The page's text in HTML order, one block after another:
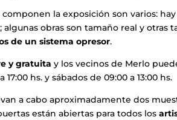
componen la exposición son varios:
obras son tamaño real y otras
de un sistema opresor.
y gratuita y los vecinos de Merlo
17:00 hs. y sábados de 09:00 a 13:00 hs.
a cabo aproximadamente dos
están abiertas para todos los